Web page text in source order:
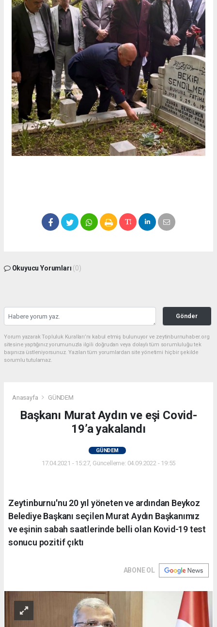
Okuyucu Yorumları (0)
Gönder
Yorum yazarak Topluluk Kuralları’nı kabul etmiş bulunuyor ve zeytinburnuhaber.org
sitesine yaptığınız yorumunuzla ilgili doğrudan veya dolaylı tüm sorumluluğu tek
başınıza üstleniyorsunuz. Yazılan tüm yorumlardan site yönetimi hiçbir şekilde
sorumlu tutulamaz.
Anasayfa GÜNDEM
Başkanı Murat Aydın ve eşi Covid-
19’a yakalandı
GÜNDEM
17.04.2021 - 15:27, Güncelleme: 04.09.2022 - 19:55
Zeytinburnu'nu 20 yıl yöneten ve ardından Beykoz
Belediye Başkanı seçilen Murat Aydın Başkanımız
ve eşinin sabah saatlerinde belli olan Kovid-19 test
sonucu pozitif çıktı
ABONE OL